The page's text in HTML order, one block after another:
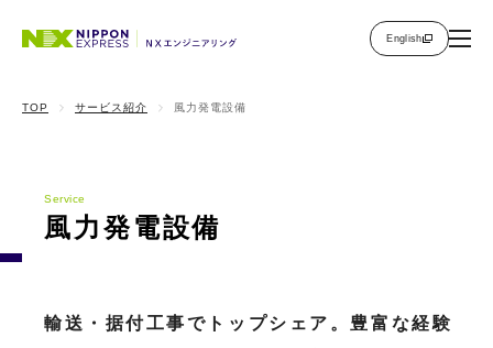
English
TOP サービス紹介 風力発電設備
Service
風力発電設備
輸送・据付工事でトップシェア。豊富な経験